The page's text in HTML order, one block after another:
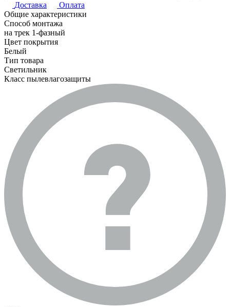
Доставка
Оплата
Общие характеристики
Способ монтажа
на трек 1-фазный
Цвет покрытия
Белый
Тип товара
Светильник
Класс пылевлагозащиты